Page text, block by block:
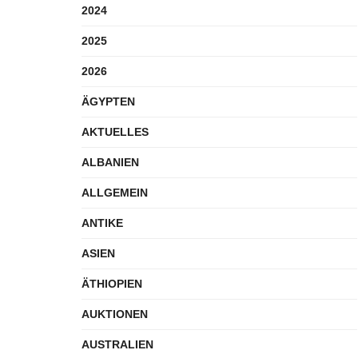
2024
2025
2026
ÄGYPTEN
AKTUELLES
ALBANIEN
ALLGEMEIN
ANTIKE
ASIEN
ÄTHIOPIEN
AUKTIONEN
AUSTRALIEN